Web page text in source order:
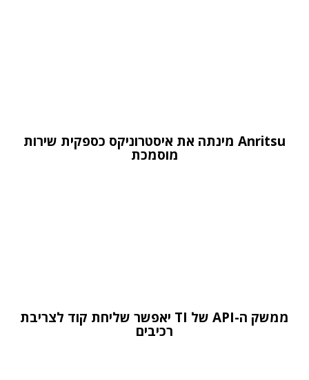
Anritsu מינתה את איסטרוניקס כספקית שירות
מוסמכת
ממשק ה-API של TI יאפשר שליחת קוד לצריבת
רכיבים